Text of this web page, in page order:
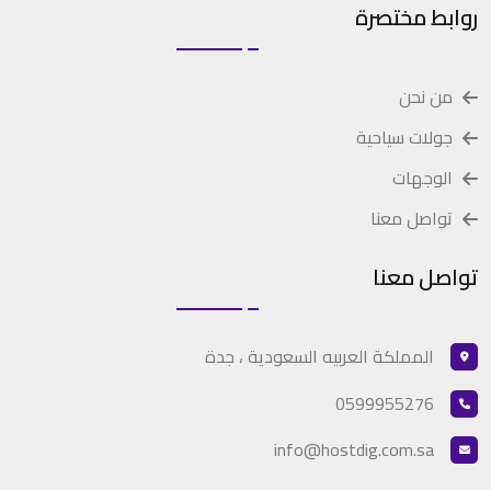
روابط مختصرة
من نحن
جولات سياحية
الوجهات
تواصل معنا
تواصل معنا
المملكة العربيه السعودية ، جدة
0599955276
info@hostdig.com.sa